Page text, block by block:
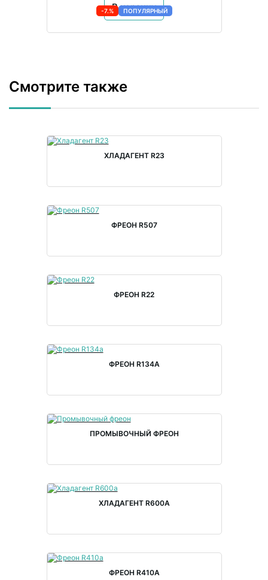
В корзину
-7.% ПОПУЛЯРНЫЙ
Смотрите также
ХЛАДАГЕНТ R23
ФРЕОН R507
ФРЕОН R22
ФРЕОН R134A
ПРОМЫВОЧНЫЙ ФРЕОН
ХЛАДАГЕНТ R600A
ФРЕОН R410A